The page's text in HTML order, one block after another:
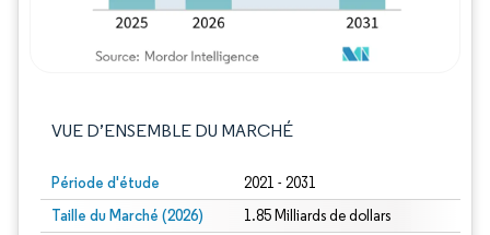
VUE D’ENSEMBLE DU MARCHÉ
Période d'étude 2021 - 2031
Taille du Marché (2026) 1.85 Milliards de dollars